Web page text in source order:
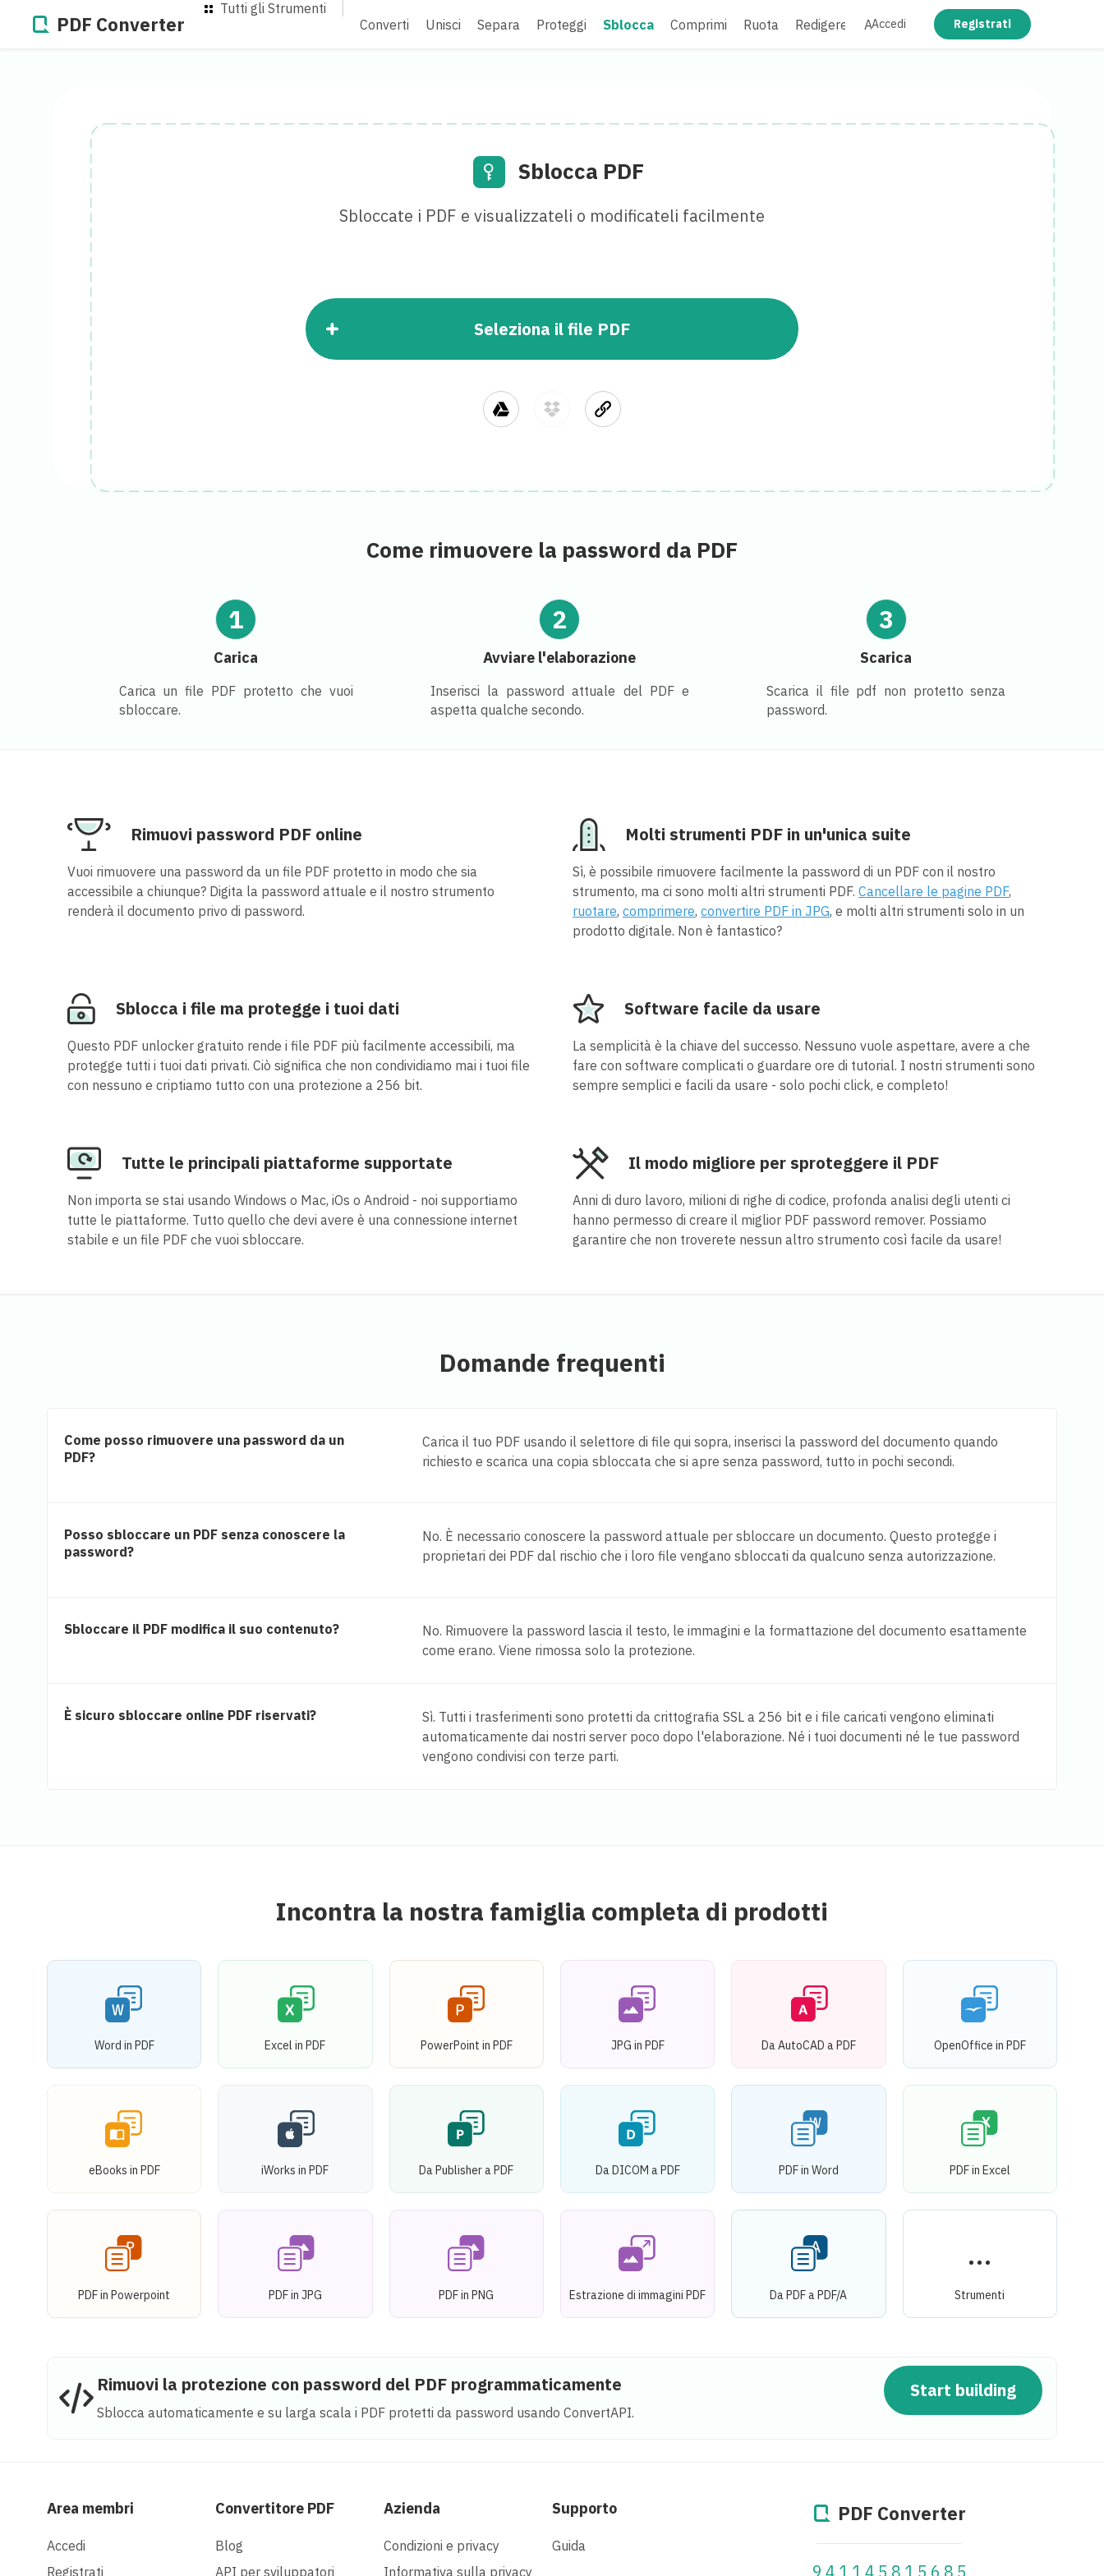
PDF Converter
Tutti gli Strumenti
Converti
Unisci Separa Proteggi Sblocca Comprimi Ruota Redigere Appiattire
Accedi Registrati
Sblocca PDF
Sbloccate i PDF e visualizzateli o modificateli facilmente
Seleziona il file PDF
Come rimuovere la password da PDF
1
Carica
Carica un file PDF protetto che vuoi
sbloccare.
2
Avviare l'elaborazione
Inserisci la password attuale del PDF e
aspetta qualche secondo.
3
Scarica
Scarica il file pdf non protetto senza
password.
Rimuovi password PDF online
Vuoi rimuovere una password da un file PDF protetto in modo che sia
accessibile a chiunque? Digita la password attuale e il nostro strumento
renderà il documento privo di password.
Molti strumenti PDF in un'unica suite
Sì, è possibile rimuovere facilmente la password di un PDF con il nostro
strumento, ma ci sono molti altri strumenti PDF. Cancellare le pagine PDF,
ruotare, comprimere, convertire PDF in JPG, e molti altri strumenti solo in un
prodotto digitale. Non è fantastico?
Sblocca i file ma protegge i tuoi dati
Questo PDF unlocker gratuito rende i file PDF più facilmente accessibili, ma
protegge tutti i tuoi dati privati. Ciò significa che non condividiamo mai i tuoi file
con nessuno e criptiamo tutto con una protezione a 256 bit.
Software facile da usare
La semplicità è la chiave del successo. Nessuno vuole aspettare, avere a che
fare con software complicati o guardare ore di tutorial. I nostri strumenti sono
sempre semplici e facili da usare - solo pochi click, e completo!
Tutte le principali piattaforme supportate
Non importa se stai usando Windows o Mac, iOs o Android - noi supportiamo
tutte le piattaforme. Tutto quello che devi avere è una connessione internet
stabile e un file PDF che vuoi sbloccare.
Il modo migliore per sproteggere il PDF
Anni di duro lavoro, milioni di righe di codice, profonda analisi degli utenti ci
hanno permesso di creare il miglior PDF password remover. Possiamo
garantire che non troverete nessun altro strumento così facile da usare!
Domande frequenti
Come posso rimuovere una password da un
PDF?
Carica il tuo PDF usando il selettore di file qui sopra, inserisci la password del documento quando
richiesto e scarica una copia sbloccata che si apre senza password, tutto in pochi secondi.
Posso sbloccare un PDF senza conoscere la
password?
No. È necessario conoscere la password attuale per sbloccare un documento. Questo protegge i
proprietari dei PDF dal rischio che i loro file vengano sbloccati da qualcuno senza autorizzazione.
Sbloccare il PDF modifica il suo contenuto?
No. Rimuovere la password lascia il testo, le immagini e la formattazione del documento esattamente
come erano. Viene rimossa solo la protezione.
È sicuro sbloccare online PDF riservati?
Sì. Tutti i trasferimenti sono protetti da crittografia SSL a 256 bit e i file caricati vengono eliminati
automaticamente dai nostri server poco dopo l'elaborazione. Né i tuoi documenti né le tue password
vengono condivisi con terze parti.
Incontra la nostra famiglia completa di prodotti
Word in PDF Excel in PDF PowerPoint in PDF JPG in PDF Da AutoCAD a PDF OpenOffice in PDF
eBooks in PDF iWorks in PDF Da Publisher a PDF Da DICOM a PDF PDF in Word PDF in Excel
PDF in Powerpoint PDF in JPG PDF in PNG Estrazione di immagini PDF Da PDF a PDF/A Strumenti
Rimuovi la protezione con password del PDF programmaticamente
Sblocca automaticamente e su larga scala i PDF protetti da password usando ConvertAPI.
Start building
Area membri
Accedi
Registrati
Convertitore PDF
Blog
API per sviluppatori
Azienda
Condizioni e privacy
Informativa sulla privacy
Supporto
Guida
PDF Converter
941145899399